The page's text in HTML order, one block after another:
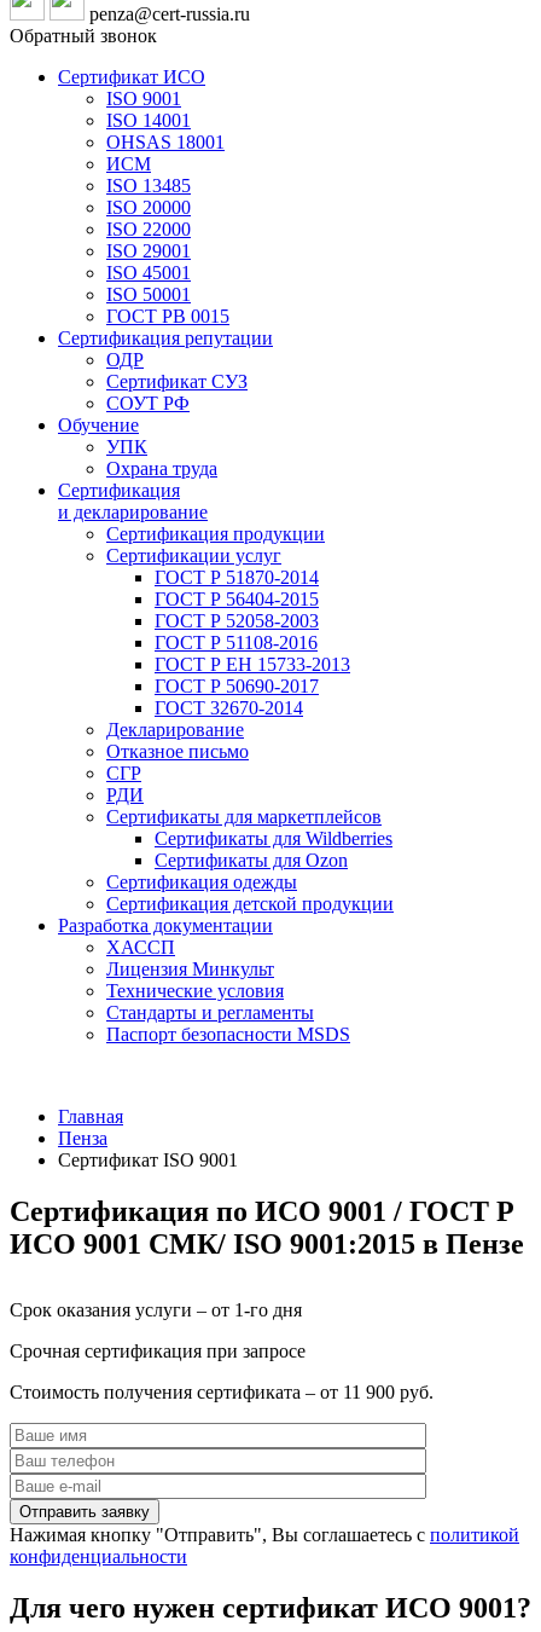
penza@cert-russia.ru
Обратный звонок
Сертификат ИСО
ISO 9001
ISO 14001
OHSAS 18001
ИСМ
ISO 13485
ISO 20000
ISO 22000
ISO 29001
ISO 45001
ISO 50001
ГОСТ РВ 0015
Сертификация репутации
ОДР
Сертификат СУЗ
СОУТ РФ
Обучение
УПК
Охрана труда
Сертификация
и декларирование
Сертификация продукции
Сертификации услуг
ГОСТ Р 51870-2014
ГОСТ Р 56404-2015
ГОСТ Р 52058-2003
ГОСТ Р 51108-2016
ГОСТ Р ЕН 15733-2013
ГОСТ Р 50690-2017
ГОСТ 32670-2014
Декларирование
Отказное письмо
СГР
РДИ
Сертификаты для маркетплейсов
Сертификаты для Wildberries
Сертификаты для Ozon
Сертификация одежды
Сертификация детской продукции
Разработка документации
ХАССП
Лицензия Минкульт
Технические условия
Стандарты и регламенты
Паспорт безопасности MSDS
Главная
Пенза
Сертификат ISO 9001
Сертификация по ИСО 9001 / ГОСТ Р
ИСО 9001 СМК/ ISO 9001:2015 в Пензе
Срок оказания услуги – от 1-го дня
Срочная сертификация при запросе
Стоимость получения сертификата – от 11 900 руб.
Нажимая кнопку "Отправить", Вы соглашаетесь с политикой
конфиденциальности
Для чего нужен сертификат ИСО 9001?